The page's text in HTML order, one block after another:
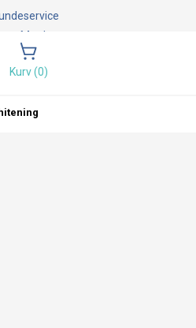
Mærker
Kurv (0)